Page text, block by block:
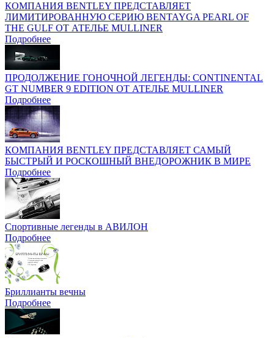
КОМПАНИЯ BENTLEY ПРЕДСТАВЛЯЕТ
ЛИМИТИРОВАННУЮ СЕРИЮ BENTAYGA PEARL OF
THE GULF ОТ АТЕЛЬЕ MULLINER
Подробнее
ПРОДОЛЖЕНИЕ ГОНОЧНОЙ ЛЕГЕНДЫ: CONTINENTAL
GT NUMBER 9 EDITION ОТ АТЕЛЬЕ MULLINER
Подробнее
КОМПАНИЯ BENTLEY ПРЕДСТАВЛЯЕТ САМЫЙ
БЫСТРЫЙ И РОСКОШНЫЙ ВНЕДОРОЖНИК В МИРЕ
Подробнее
Спортивные легенды в АВИЛОН
Подробнее
Бриллианты вечны
Подробнее